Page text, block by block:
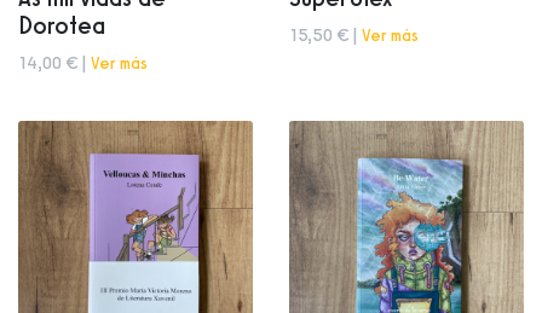
Dorotea
14,00 € | Ver más
15,50 € | Ver más